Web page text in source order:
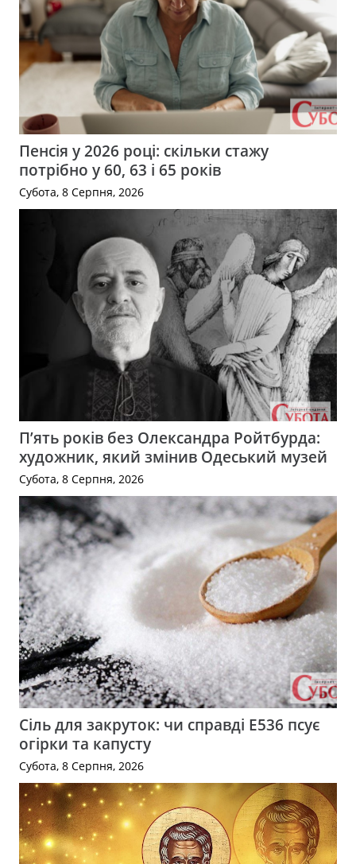
Пенсія у 2026 році: скільки стажу
потрібно у 60, 63 і 65 років
Субота, 8 Серпня, 2026
П’ять років без Олександра Ройтбурда:
художник, який змінив Одеський музей
Субота, 8 Серпня, 2026
Сіль для закруток: чи справді Е536 псує
огірки та капусту
Субота, 8 Серпня, 2026